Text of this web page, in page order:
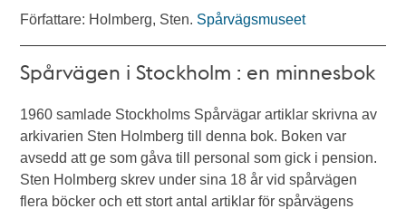
Författare: Holmberg, Sten. Spårvägsmuseet
Spårvägen i Stockholm : en minnesbok
1960 samlade Stockholms Spårvägar artiklar skrivna av
arkivarien Sten Holmberg till denna bok. Boken var
avsedd att ge som gåva till personal som gick i pension.
Sten Holmberg skrev under sina 18 år vid spårvägen
flera böcker och ett stort antal artiklar för spårvägens